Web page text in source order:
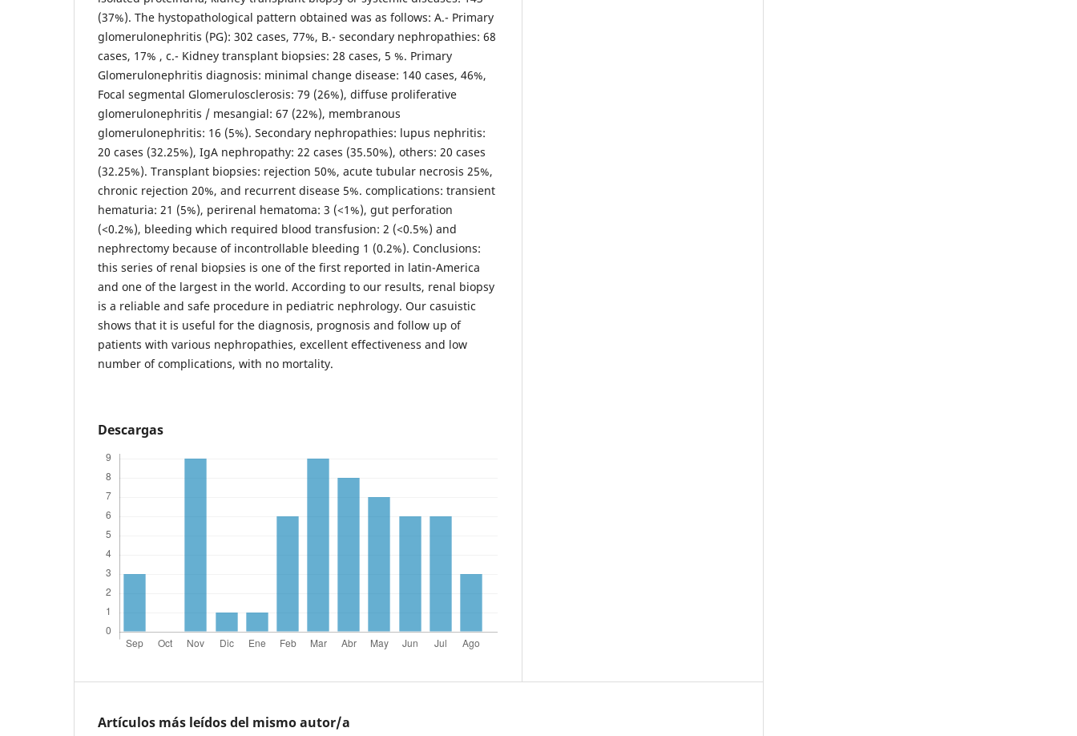
(37%). The hystopathological pattern obtained was as follows: A.- Primary
glomerulonephritis (PG): 302 cases, 77%, B.- secondary nephropathies: 68
cases, 17% , c.- Kidney transplant biopsies: 28 cases, 5 %. Primary
Glomerulonephritis diagnosis: minimal change disease: 140 cases, 46%,
Focal segmental Glomerulosclerosis: 79 (26%), diffuse proliferative
glomerulonephritis / mesangial: 67 (22%), membranous
glomerulonephritis: 16 (5%). Secondary nephropathies: lupus nephritis:
20 cases (32.25%), IgA nephropathy: 22 cases (35.50%), others: 20 cases
(32.25%). Transplant biopsies: rejection 50%, acute tubular necrosis 25%,
chronic rejection 20%, and recurrent disease 5%. complications: transient
hematuria: 21 (5%), perirenal hematoma: 3 (<1%), gut perforation
(<0.2%), bleeding which required blood transfusion: 2 (<0.5%) and
nephrectomy because of incontrollable bleeding 1 (0.2%). Conclusions:
this series of renal biopsies is one of the first reported in latin-America
and one of the largest in the world. According to our results, renal biopsy
is a reliable and safe procedure in pediatric nephrology. Our casuistic
shows that it is useful for the diagnosis, prognosis and follow up of
patients with various nephropathies, excellent effectiveness and low
number of complications, with no mortality.
Descargas
Artículos más leídos del mismo autor/a